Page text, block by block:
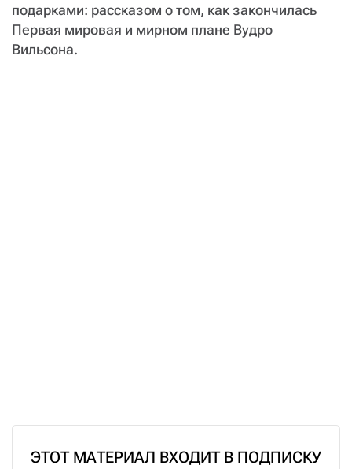
подарками: рассказом о том, как закончилась
Первая мировая и мирном плане Вудро
Вильсона.
ЭТОТ МАТЕРИАЛ ВХОДИТ В ПОДПИСКУ